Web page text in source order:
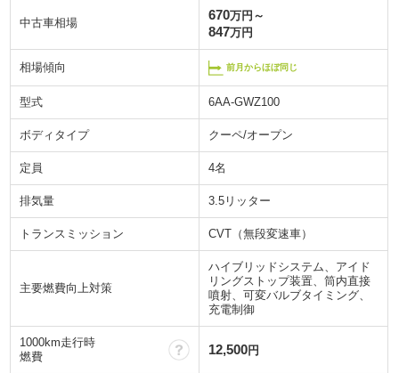
中古車相場
670万円～
847万円
相場傾向 前月からほぼ同じ
型式 6AA-GWZ100
ボディタイプ クーペ/オープン
定員 4名
排気量 3.5リッター
トランスミッション CVT（無段変速車）
主要燃費向上対策
ハイブリッドシステム、アイド
リングストップ装置、筒内直接
噴射、可変バルブタイミング、
充電制御
1000km走行時
燃費
？12,500円